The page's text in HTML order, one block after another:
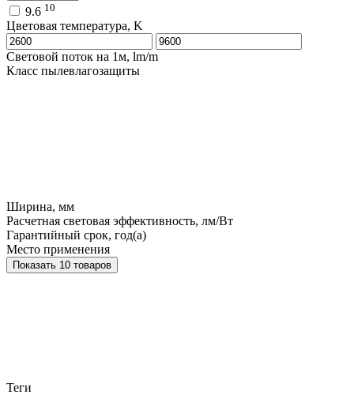
9.6 10
Цветовая температура, K
Световой поток на 1м, lm/m
Класс пылевлагозащиты
Ширина, мм
Расчетная световая эффективность, лм/Вт
Гарантийный срок, год(а)
Место применения
Показать 10 товаров
Теги